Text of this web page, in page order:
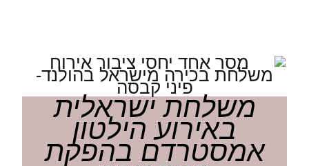
משלחת ישראלית
באירוע הילטון
אמסטרדם בהפקת